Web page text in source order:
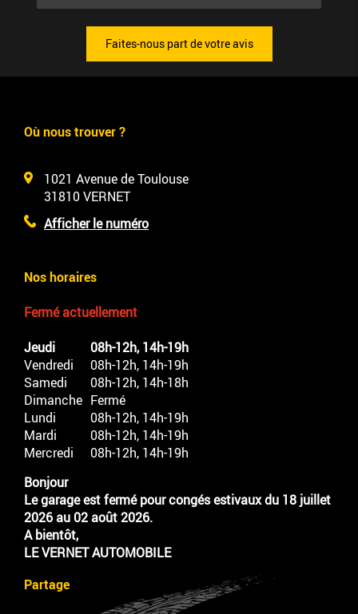
Faites-nous part de votre avis
Où nous trouver ?
1021 Avenue de Toulouse
31810VERNET
Afficher le numéro
Nos horaires
Fermé actuellement
Jeudi
08h-12h, 14h-19h
Vendredi
08h-12h, 14h-19h
Samedi
08h-12h, 14h-18h
Dimanche Fermé
Lundi
08h-12h, 14h-19h
Mardi
08h-12h, 14h-19h
Mercredi
08h-12h, 14h-19h
Bonjour
Le garage est fermé pour congés estivaux du 18 juillet
2026 au 02 août 2026.
A bientôt,
LE VERNET AUTOMOBILE
Partage